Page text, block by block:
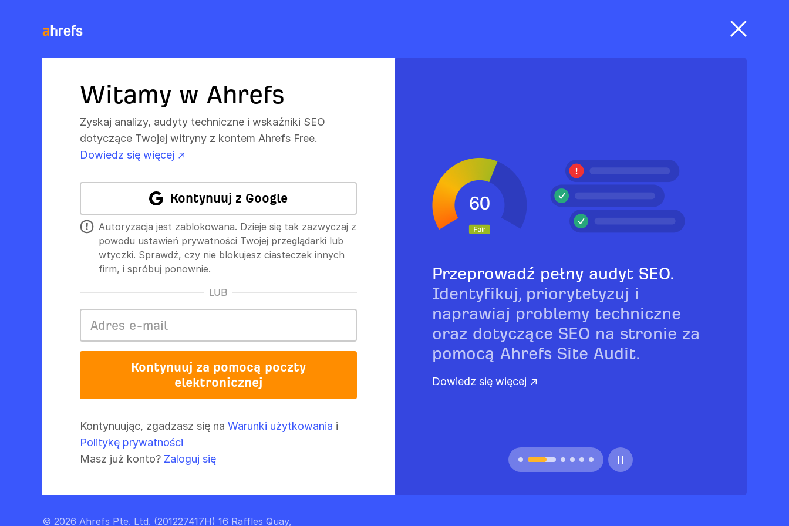
Witamy w Ahrefs
Zyskaj analizy, audyty techniczne i wskaźniki SEO
dotyczące Twojej witryny z kontem Ahrefs Free.
Dowiedz się więcej ↗
Kontynuuj z Google
Autoryzacja jest zablokowana. Dzieje się tak zazwyczaj z
powodu ustawień prywatności Twojej przeglądarki lub
wtyczki. Sprawdź, czy nie blokujesz ciasteczek innych
firm, i spróbuj ponownie.
LUB
Kontynuuj za pomocą poczty
elektronicznej
Kontynuując, zgadzasz się na Warunki użytkowania i
Politykę prywatności
Masz już konto? Zaloguj się
Przeprowadź pełny audyt SEO.
Identyfikuj, priorytetyzuj i
naprawiaj problemy techniczne
oraz dotyczące SEO na stronie za
pomocą Ahrefs Site Audit.
Dowiedz się więcej ↗
© 2026 Ahrefs Pte. Ltd. (201227417H) 16 Raffles Quay,